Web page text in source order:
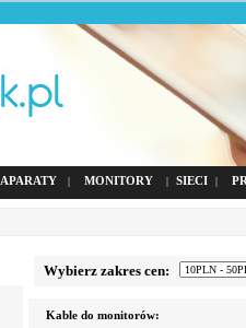
APARATY | MONITORY | SIECI |
Wybierz zakres cen:
Kable do monitorów: